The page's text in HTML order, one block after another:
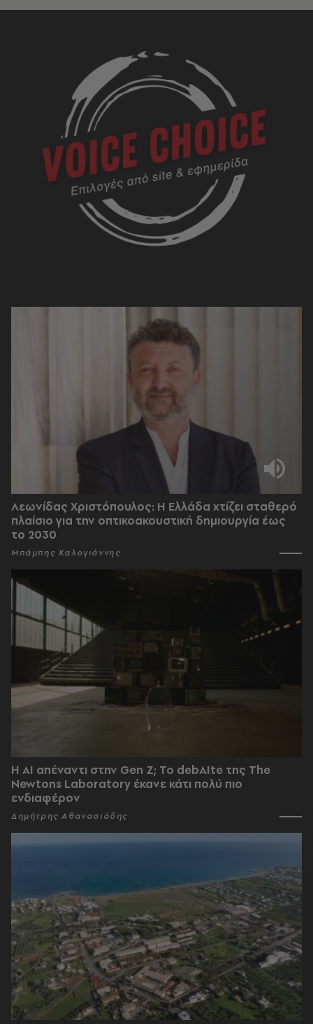
Λεωνίδας Χριστόπουλος: Η Ελλάδα χτίζει σταθερό
πλαίσιο για την οπτικοακουστική δημιουργία έως
το 2030
Μπάμπης Καλογιάννης
Η AI απέναντι στην Gen Z; Το debAIte της The
Newtons Laboratory έκανε κάτι πολύ πιο
ενδιαφέρον
Δημήτρης Αθανασιάδης